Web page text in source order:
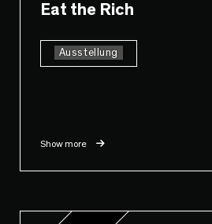
Eat the Rich
Ausstellung
Show more